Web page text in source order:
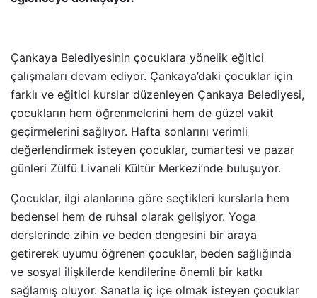
Çankaya Belediyesinin çocuklara yönelik eğitici
çalışmaları devam ediyor. Çankaya’daki çocuklar için
farklı ve eğitici kurslar düzenleyen Çankaya Belediyesi,
çocukların hem öğrenmelerini hem de güzel vakit
geçirmelerini sağlıyor. Hafta sonlarını verimli
değerlendirmek isteyen çocuklar, cumartesi ve pazar
günleri Zülfü Livaneli Kültür Merkezi’nde buluşuyor.
Çocuklar, ilgi alanlarına göre seçtikleri kurslarla hem
bedensel hem de ruhsal olarak gelişiyor. Yoga
derslerinde zihin ve beden dengesini bir araya
getirerek uyumu öğrenen çocuklar, beden sağlığında
ve sosyal ilişkilerde kendilerine önemli bir katkı
sağlamış oluyor. Sanatla iç içe olmak isteyen çocuklar